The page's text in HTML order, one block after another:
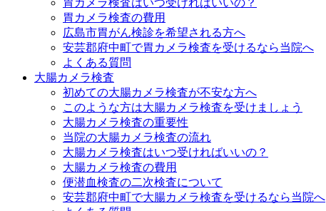
胃カメラ検査はいつ受ければいいの？
胃カメラ検査の費用
広島市胃がん検診を希望される方へ
安芸郡府中町で胃カメラ検査を受けるなら当院へ
よくある質問
大腸カメラ検査
初めての大腸カメラ検査が不安な方へ
このような方は大腸カメラ検査を受けましょう
大腸カメラ検査の重要性
当院の大腸カメラ検査の流れ
大腸カメラ検査はいつ受ければいいの？
大腸カメラ検査の費用
便潜血検査の二次検査について
安芸郡府中町で大腸カメラ検査を受けるなら当院へ